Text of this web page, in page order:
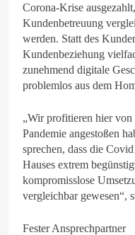
Corona-Krise
Kundenbetreuung
werden. Statt des
Kundenbeziehung
zunehmend digitale
problemlos aus dem
„Wir profitieren hier
Pandemie angestoßen
sprechen, dass die
Hauses extrem
kompromisslose
vergleichbar gewesen“,
Fester Ansprechpartner